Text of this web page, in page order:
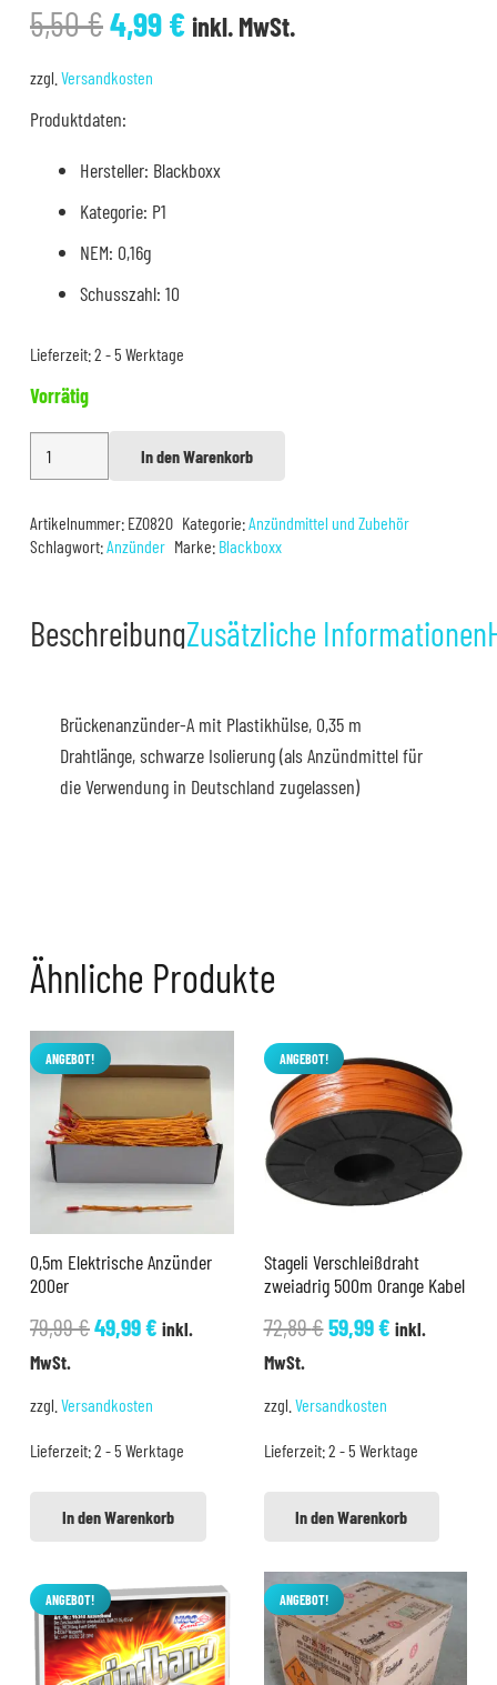
5,50€Ursprünglicher
Preis
war:
5,50 €
4,99€Aktueller
inkl. MwSt.
zzgl. Versandkosten
Produktdaten:
Hersteller: Blackboxx
Kategorie: P1
NEM: 0,16g
Schusszahl: 10
Lieferzeit:2 - 5 Werktage
Vorrätig
35cm
Elektrische
10er
In den Warenkorb
Alternative:
Artikelnummer: EZ0820 Kategorie:Anzündmittel und Zubehör
Schlagwort:Anzünder Marke: Blackboxx
BeschreibungZusätzliche Informationen
Brückenanzünder-A mit Plastikhülse, 0,35 m
Drahtlänge, schwarze Isolierung (als Anzündmittel für
die Verwendung in Deutschland zugelassen)
Ähnliche Produkte
ANGEBOT!
0,5m Elektrische Anzünder
200er
79,99€Ursprünglicher
49,99€Aktueller
inkl.
MwSt.
zzgl. Versandkosten
Lieferzeit:2 - 5 Werktage
In den Warenkorb
ANGEBOT!
Stageli Verschleißdraht
zweiadrig 500m Orange Kabel
72,89€Ursprünglicher
59,99€Aktueller
inkl.
MwSt.
zzgl. Versandkosten
Lieferzeit:2 - 5 Werktage
In den Warenkorb
ANGEBOT! ANGEBOT!